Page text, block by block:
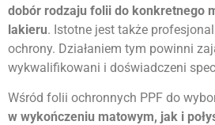
dobór rodzaju folii do konkretnego
lakieru. Istotne jest także
ochrony. Działaniem tym powinni
wykwalifikowani i doświadczeni
Wśród folii ochronnych PPF do
w wykończeniu matowym, jak i